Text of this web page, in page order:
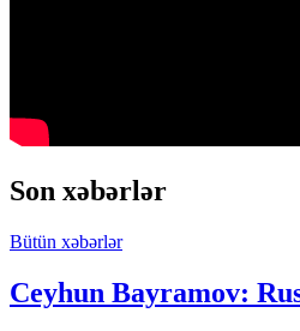
Son xəbərlər
Bütün xəbərlər
Ceyhun Bayramov: